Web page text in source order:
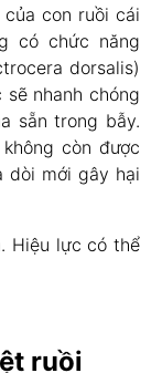
con ruồi cái
có chức năng
dorsalis)
nhanh chóng
sẵn trong bẫy.
còn được
dòi mới gây hại
Hiệu lực có thể
ruồi